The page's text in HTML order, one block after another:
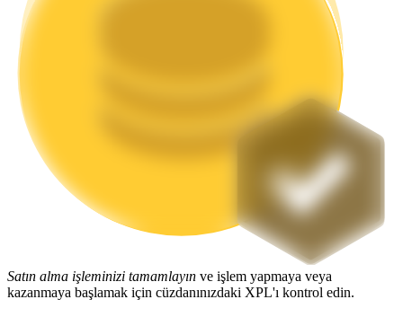
Launchpool
Popüler token'lar kazanmak için esnek staking
Satın alma işleminizi tamamlayın ve işlem yapmaya veya
kazanmaya başlamak için cüzdanınızdaki XPL'ı kontrol edin.